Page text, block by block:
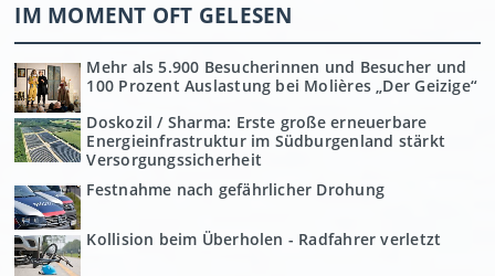
IM MOMENT OFT GELESEN
Mehr als 5.900 Besucherinnen und Besucher und
100 Prozent Auslastung bei Molières „Der Geizige“
Doskozil / Sharma: Erste große erneuerbare
Energieinfrastruktur im Südburgenland stärkt
Versorgungssicherheit
Festnahme nach gefährlicher Drohung
Kollision beim Überholen - Radfahrer verletzt